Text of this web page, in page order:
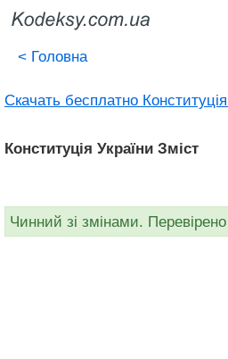
< Головна
Скачать бесплатно
Конституція України Зміст
Чинний зі змінами.